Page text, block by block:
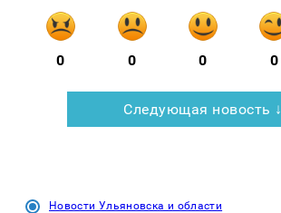
0 0 0 0
Следующая новость ↓
Новости Ульяновска и области